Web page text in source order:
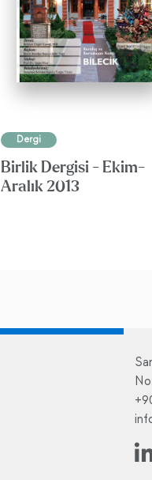
Dergi
Birlik Dergisi - Ekim-
Aralık 2013